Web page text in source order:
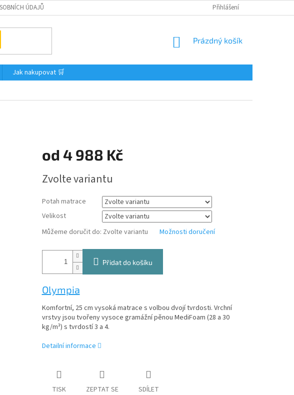
ÚDAJŮ Přihlášení
NÁKUPNÍ
Prázdný košík
Jak nakupovat 🛒
od 4 988 Kč
cena:
Zvolte variantu
Potah matrace
Velikost
Můžeme doručit do: Zvolte variantu Možnosti doručení
Přidat do košíku
Olympia
Komfortní, 25 cm vysoká matrace s volbou dvojí tvrdosti. Vrchní
vrstvy jsou tvořeny vysoce gramážní pěnou MediFoam (28 a 30
kg/m³) s tvrdostí 3 a 4.
Detailní informace
TISK ZEPTAT SE SDÍLET